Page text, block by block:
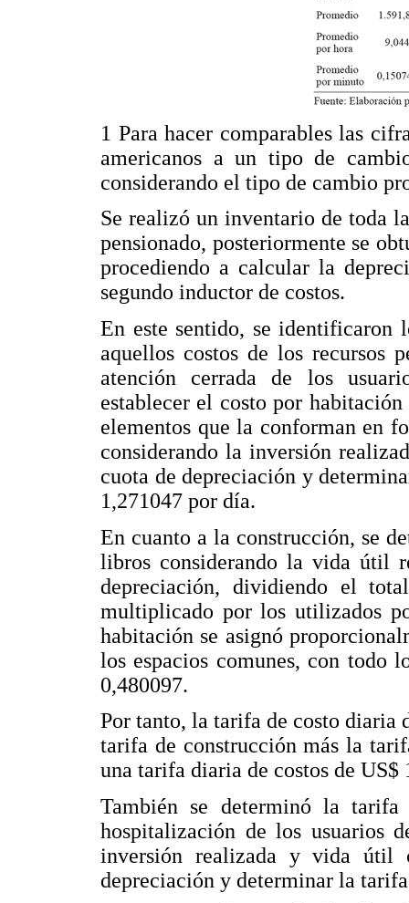
1 Para hacer comparables las
americanos a un tipo de
considerando el tipo de cambio
Se realizó un inventario de toda
pensionado, posteriormente se
procediendo a calcular la
segundo inductor de costos.
En este sentido, se identificaron
aquellos costos de los recursos
atención cerrada de los
establecer el costo por
elementos que la conforman en
considerando la inversión
cuota de depreciación y
1,271047 por día.
En cuanto a la construcción, se
libros considerando la vida útil
depreciación, dividiendo el
multiplicado por los utilizados
habitación se asignó
los espacios comunes, con todo
0,480097.
Por tanto, la tarifa de costo diaria
tarifa de construcción más la
una tarifa diaria de costos de US$
También se determinó la
hospitalización de los usuarios
inversión realizada y vida útil
depreciación y determinar la